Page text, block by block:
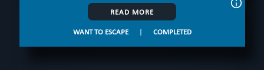
READ MORE
WANT TO ESCAPE | COMPLETED